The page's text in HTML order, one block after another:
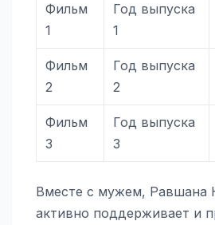
Фильм
1
Год выпуска
1
Фильм
2
Год выпуска
2
Фильм
3
Год выпуска
3
Вместе с мужем, Равшана
активно поддерживает и